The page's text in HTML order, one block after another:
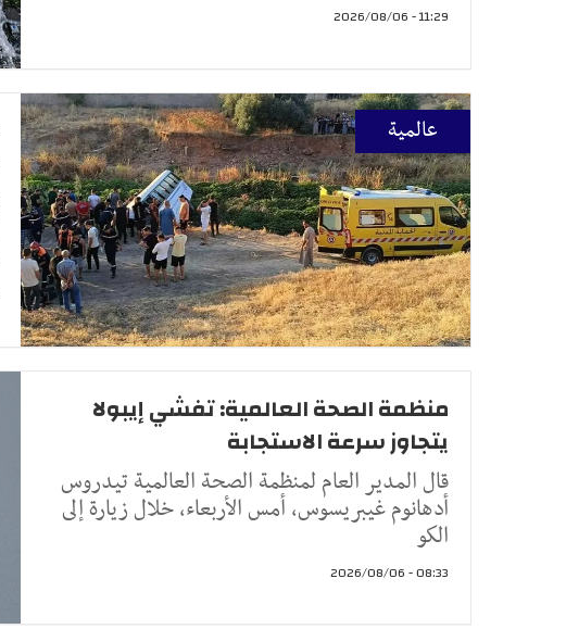
11:29 - 2026/08/06
عالمية
منظمة الصحة العالمية: تفشي إيبولا
يتجاوز سرعة الاستجابة
قال المدير العام لمنظمة الصحة العالمية تيدروس
أدهانوم غيبريسوس، أمس الأربعاء، خلال زيارة إلى
الكو
08:33 - 2026/08/06